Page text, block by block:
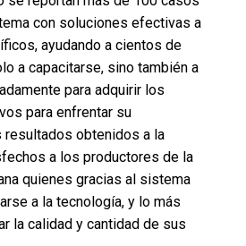
con soluciones efectivas a
ayudando a cientos de
a capacitarse, sino también a
para adquirir los
para enfrentar su
resultados obtenidos a la
a los productores de la
quienes gracias al sistema
a la tecnología, y lo más
la calidad y cantidad de sus